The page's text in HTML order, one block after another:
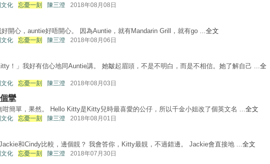
化 忘憂一刻 陳三澄 2018年08月08日
開心，auntie好唔開心。 因為Auntie，就有Mandarin Grill，就有go ...全文
化 忘憂一刻 陳三澄 2018年08月06日
！」我好有信心地同Auntie講。 她皺起眉頭，不是不明白，而是不相信。她了解自己 ...全
化 忘憂一刻 陳三澄 2018年08月03日
攣
咁簡單，果然。 Hello Kitty是Kitty兒時最喜愛的公仔，所以千金小姐改了個英文名 ...全文
化 忘憂一刻 陳三澄 2018年08月01日
和Cindy比較，邊個靚？ 我會答你，Kitty最靚，不過錯邊。 Jackie會直接地 ...全文
化 忘憂一刻 陳三澄 2018年07月30日